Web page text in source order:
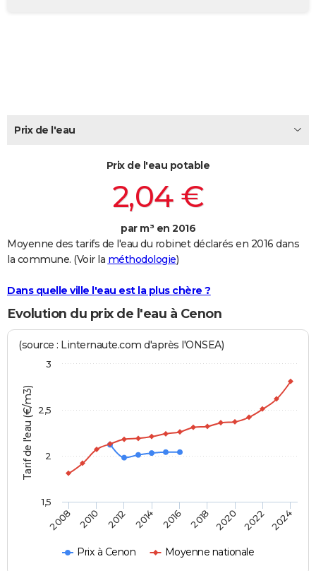
Carte de Noël
Carte Bonne année
Carte Saint-Valentin
Carte Pâques
Carte d'anniversaire
DICTIONNAIRE
FORUM
Prix de l'eau
Prix de l'eau potable
2,04 €
par m³ en 2016
Moyenne des tarifs de l'eau du robinet déclarés en 2016 dans
la commune. (Voir la méthodologie)
Dans quelle ville l'eau est la plus chère ?
Evolution du prix de l'eau à Cenon
Tarif de l'eau (€/m3)
(source : Linternaute.com d'après l'ONSEA)
Prix à Cenon Moyenne nationale
2008 2010 2012 2014 2016 2018 2020 2022 2024
2
2,5
3
1,5